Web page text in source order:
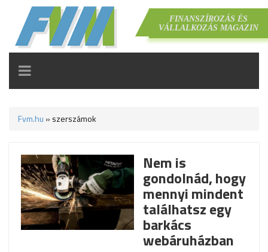
FINANSZÍROZÁS ÉS
VÁLLALKOZÁS MAGAZIN
TOGGLE
NAVIGATION
Fvm.hu » szerszámok
Nem is
gondolnád, hogy
mennyi mindent
találhatsz egy
barkács
webáruházban